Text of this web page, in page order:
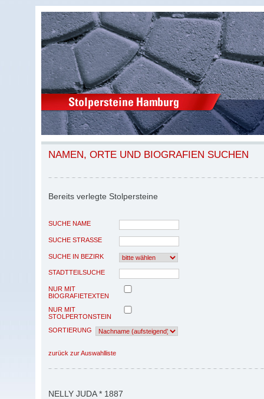
NAMEN, ORTE UND BIOGRAFIEN SUCHEN
Bereits verlegte Stolpersteine
SUCHE NAME
SUCHE STRASSE
SUCHE IN BEZIRK
STADTTEILSUCHE
NUR MIT
BIOGRAFIETEXTEN
NUR MIT
STOLPERTONSTEIN
SORTIERUNG
zurück zur Auswahlliste
NELLY JUDA * 1887